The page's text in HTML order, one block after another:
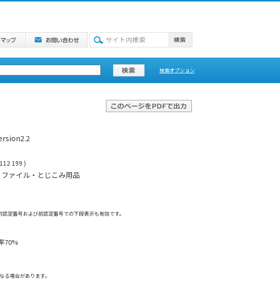
検索オプション
199 )
ァイル・とじこみ用品
定番号および前認定番号での下段表示も有効です。
70%
る場合があります。